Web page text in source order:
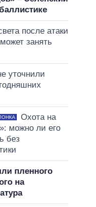
после атаки
занять
уточнили
Охота на
можно ли его
без
пленного
на